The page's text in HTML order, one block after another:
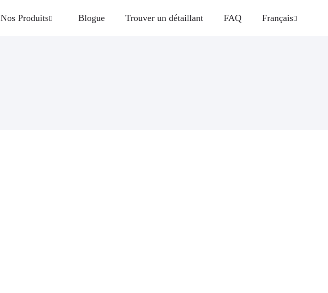
Nos Produits Blogue Trouver un détaillant FAQ Français